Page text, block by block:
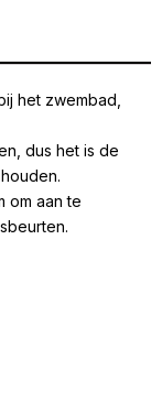
het zwembad,
dus het is de
om aan te